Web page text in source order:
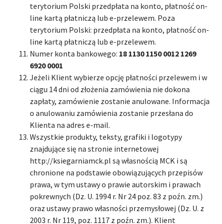
terytorium Polski przedpłata na konto, płatność on-
line kartą płatniczą lub e-przelewem. Poza
terytorium Polski: przedpłata na konto, płatność on-
line kartą płatniczą lub e-przelewem.
Numer konta bankowego: 18 1130 1150 0012 1269
6920 0001
Jeżeli Klient wybierze opcję płatności przelewem i w
ciągu 14 dni od złożenia zamówienia nie dokona
zapłaty, zamówienie zostanie anulowane. Informacja
o anulowaniu zamówienia zostanie przesłana do
Klienta na adres e-mail.
Wszystkie produkty, teksty, grafiki i logotypy
znajdujące się na stronie internetowej
http://ksiegarniamck.pl są własnością MCK i są
chronione na podstawie obowiązujących przepisów
prawa, w tym ustawy o prawie autorskim i prawach
pokrewnych (Dz. U. 1994 r. Nr 24 poz. 83 z poźn. zm.)
oraz ustawy prawo własności przemysłowej (Dz. U. z
2003 r. Nr 119, poz. 1117 z poźn. zm.). Klient